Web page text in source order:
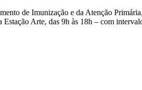
de Imunização e da Atenção
Arte, das 9h às 18h – com